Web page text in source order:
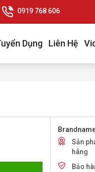
0919 768 606
Dụng Liên Hệ
Sản
hãng
Bảo